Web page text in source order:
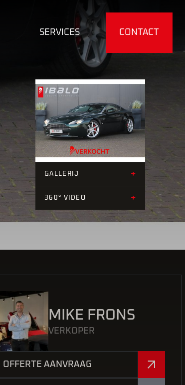
SERVICES CONTACT
+42
GALLERIJ +
360° VIDEO +
MIKE FRONS
VERKOPER
OFFERTE AANVRAAG